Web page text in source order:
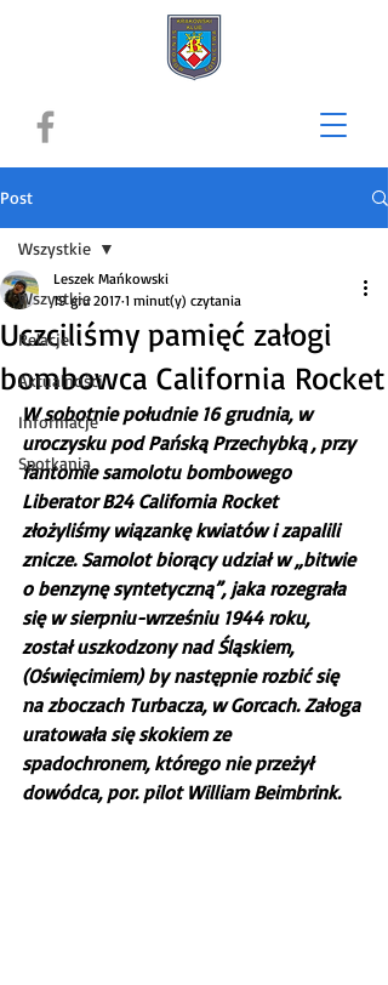
Post
Wszystkie
Relacje
Aktualności
Informacje
Spotkania
Wszystkie
Uczciliśmy pamięć załogi
bombowca California Rocket
Leszek Mańkowski
19 gru 2017 1 minut(y) czytania
W sobotnie południe 16 grudnia, w
uroczysku pod Pańską Przechybką , przy
fantomie samolotu bombowego
Liberator B24 California Rocket
złożyliśmy wiązankę kwiatów i zapalili
znicze. Samolot biorący udział w „bitwie
o benzynę syntetyczną”, jaka rozegrała
się w sierpniu-wrześniu 1944 roku,
został uszkodzony nad Śląskiem,
(Oświęcimiem) by następnie rozbić się
na zboczach Turbacza, w Gorcach. Załoga
uratowała się skokiem ze
spadochronem, którego nie przeżył
dowódca, por. pilot William Beimbrink.